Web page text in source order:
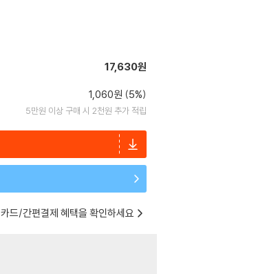
17,630원
1,060원 (5%)
5만원 이상 구매 시 2천원 추가 적립
카드/간편결제 혜택을 확인하세요